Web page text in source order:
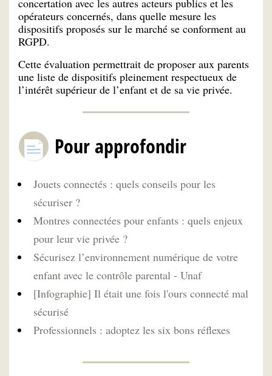
concertation avec les autres acteurs publics et les
opérateurs concernés, dans quelle mesure les
dispositifs proposés sur le marché se conforment au
RGPD.
Cette évaluation permettrait de proposer aux parents
une liste de dispositifs pleinement respectueux de
l’intérêt supérieur de l’enfant et de sa vie privée.
Pour approfondir
Jouets connectés : quels conseils pour les
sécuriser ?
Montres connectées pour enfants : quels enjeux
pour leur vie privée ?
Sécurisez l’environnement numérique de votre
enfant avec le contrôle parental - Unaf
[Infographie] Il était une fois l'ours connecté mal
sécurisé
Professionnels : adoptez les six bons réflexes